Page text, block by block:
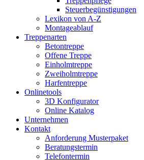
Steuerbegünstigungen
Lexikon von A-Z
Montageablauf
Treppenarten
Betontreppe
Offene Treppe
Einholmtreppe
Zweiholmtreppe
Harfentreppe
Onlinetools
3D Konfigurator
Online Katalog
Unternehmen
Kontakt
Anforderung Musterpaket
Beratungstermin
Telefontermin